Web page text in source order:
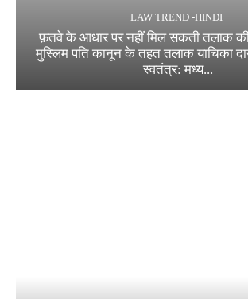
LAW TREND -HINDI
फ़तवे के आधार पर नहीं मिल सकती तलाक
मुस्लिम पति कानून के तहत तलाक याचिका
स्वतंत्र: मध्य...